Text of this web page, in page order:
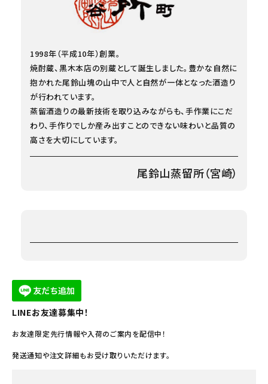
1998年（平成10年）創業。
焼酎蔵、黒木本店の別蔵として誕生しました。豊かな自然に
抱かれた尾鈴山塊の山中で人と自然が一体となった酒造り
が行われています。
蒸留酒造りの最新技術を取り込みながらも、手作業にこだ
わり、手作りでしか産み出すことのできない味わいと品質の
高さを大切にしています。
尾鈴山蒸留所（宮崎）
LINEお友達募集中！
お友達限定先行情報や入荷のご案内を配信中！
発送通知や注文詳細もお受け取りいただけます。